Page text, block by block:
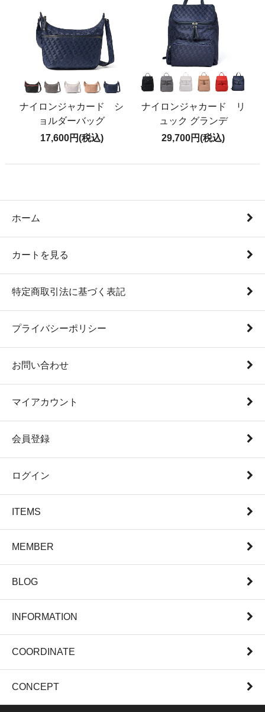
ナイロンジャカード シ
ョルダーバッグ
17,600円(税込)
ナイロンジャカード リ
ュック グランデ
29,700円(税込)
ホーム
カートを見る
特定商取引法に基づく表記
プライバシーポリシー
お問い合わせ
マイアカウント
会員登録
ログイン
ITEMS
MEMBER
BLOG
INFORMATION
COORDINATE
CONCEPT